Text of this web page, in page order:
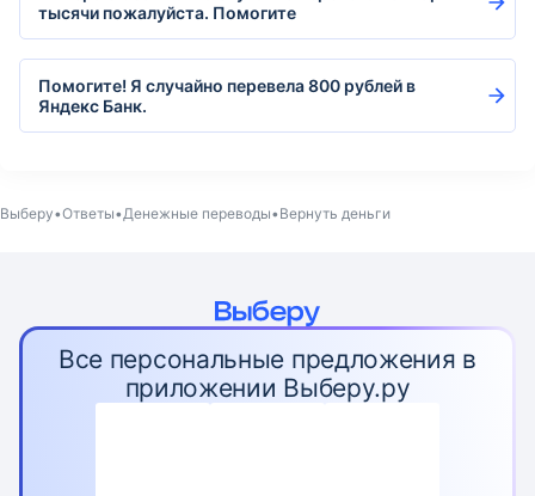
тысячи пожалуйста. Помогите
Помогите! Я случайно перевела 800 рублей в
Яндекс Банк.
Выберу Ответы Денежные переводы Вернуть деньги
Все персональные предложения в
приложении Выберу.ру